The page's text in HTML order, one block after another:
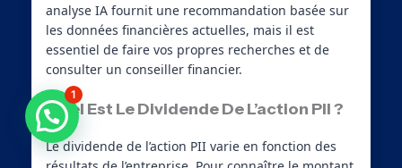
analyse IA fournit une recommandation basée sur
les données financières actuelles, mais il est
essentiel de faire vos propres recherches et de
consulter un conseiller financier.
Quel Est Le Dividende De L’action PII ?
Le dividende de l’action PII varie en fonction des
Besoin d'aide ?
1